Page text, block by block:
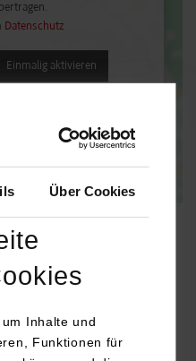
Über Cookies
Inhalte und
Funktionen für
Datenschutz
Einmalig aktivieren
Management